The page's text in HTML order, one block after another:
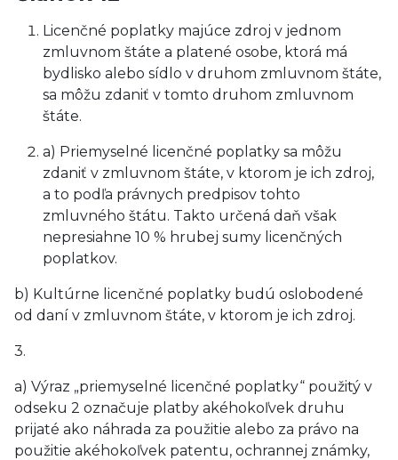
Licenčné poplatky majúce zdroj v jednom
zmluvnom štáte a platené osobe, ktorá má
bydlisko alebo sídlo v druhom zmluvnom štáte,
sa môžu zdaniť v tomto druhom zmluvnom
štáte.
a) Priemyselné licenčné poplatky sa môžu
zdaniť v zmluvnom štáte, v ktorom je ich zdroj,
a to podľa právnych predpisov tohto
zmluvného štátu. Takto určená daň však
nepresiahne 10 % hrubej sumy licenčných
poplatkov.
b) Kultúrne licenčné poplatky budú oslobodené
od daní v zmluvnom štáte, v ktorom je ich zdroj.
3.
a) Výraz „priemyselné licenčné poplatky“ použitý v
odseku 2 označuje platby akéhokoľvek druhu
prijaté ako náhrada za použitie alebo za právo na
použitie akéhokoľvek patentu, ochrannej známky,